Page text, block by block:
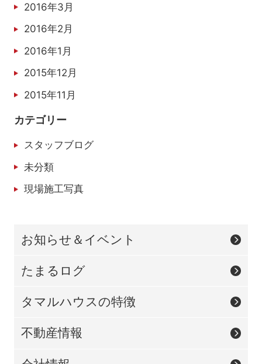
2016年3月
2016年2月
2016年1月
2015年12月
2015年11月
カテゴリー
スタッフブログ
未分類
現場施工写真
お知らせ＆イベント
たまるログ
タマルハウスの特徴
不動産情報